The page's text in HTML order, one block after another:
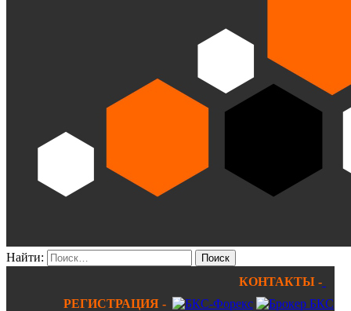
Найти:
КОНТАКТЫ -
РЕГИСТРАЦИЯ -